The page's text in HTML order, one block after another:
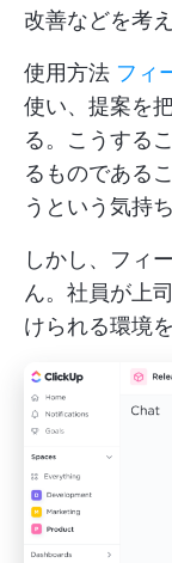
改善などを考
使用方法 フィ
使い、提案を
る。こうする
るものである
うという気持
しかし、フィ
ん。社員が上
けられる環境